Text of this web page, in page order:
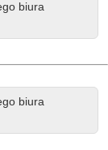
biura
biura